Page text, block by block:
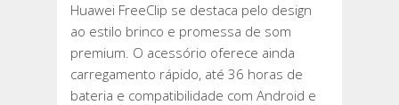
Huawei FreeClip se destaca pelo design
ao estilo brinco e promessa de som
premium. O acessório oferece ainda
carregamento rápido, até 36 horas de
bateria e compatibilidade com Android e